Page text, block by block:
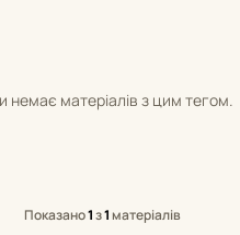
немає матеріалів з цим тегом.
Показано1з1матеріалів